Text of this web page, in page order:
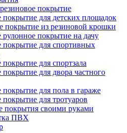
покрытие
покрытие для детских площадок
покрытие из резиновой крошки
рулонное покрытие на дачу
покрытие для спортивных
покрытие для спортзала
покрытие для двора частного
покрытие для пола в гараже
покрытие для тротуаров
покрытия своими руками
ПВХ